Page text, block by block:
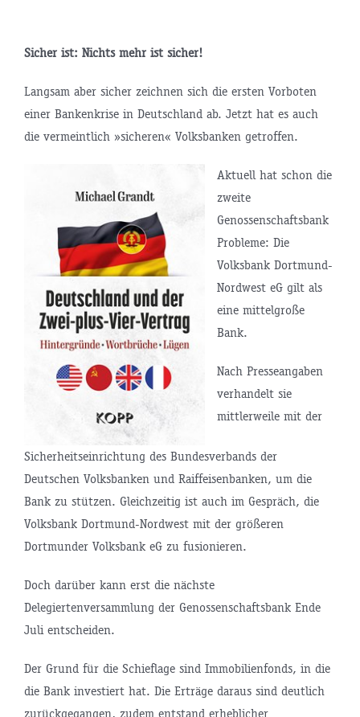
Sicher ist: Nichts mehr ist sicher!
Langsam aber sicher zeichnen sich die ersten Vorboten
einer Bankenkrise in Deutschland ab. Jetzt hat es auch
die vermeintlich »sicheren« Volksbanken getroffen.
Aktuell hat schon die
zweite
Genossenschaftsbank
Probleme: Die
Volksbank Dortmund-
Nordwest eG gilt als
eine mittelgroße
Bank.
Nach Presseangaben
verhandelt sie
mittlerweile mit der
Sicherheitseinrichtung des Bundesverbands der
Deutschen Volksbanken und Raiffeisenbanken, um die
Bank zu stützen. Gleichzeitig ist auch im Gespräch, die
Volksbank Dortmund-Nordwest mit der größeren
Dortmunder Volksbank eG zu fusionieren.
Doch darüber kann erst die nächste
Delegiertenversammlung der Genossenschaftsbank Ende
Juli entscheiden.
Der Grund für die Schieflage sind Immobilienfonds, in die
die Bank investiert hat. Die Erträge daraus sind deutlich
zurückgegangen, zudem entstand erheblicher